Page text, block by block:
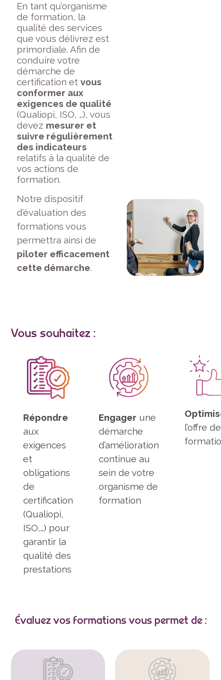
En tant qu’organisme
de formation, la
qualité des services
que vous délivrez est
primordiale. Afin de
conduire votre
démarche de
certification etvous
conformer aux
exigences de qualité
(Qualiopi, ISO, …), vous
devez mesurer et
suivre régulièrement
des indicateurs
relatifs à la qualité de
vos actions de
formation.
Notre dispositif
d’évaluation des
formations vous
permettra ainsi de
piloter efficacement
cette démarche.
Vous souhaitez :
Répondre
aux
exigences
et
obligations
de
certification
(Qualiopi,
ISO,…) pour
garantir la
qualité des
prestations
Engager une
démarche
d’amélioration
continue au
sein de votre
organisme de
formation
l’offre de
Évaluez vos formations vous permet de :